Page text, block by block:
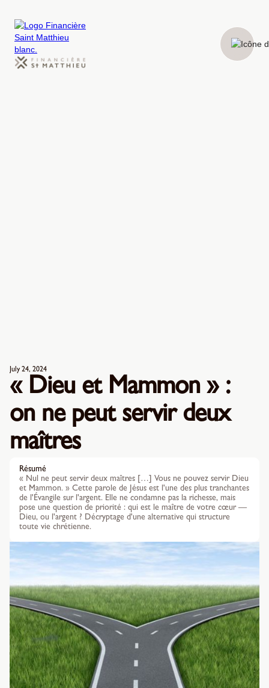
July 24, 2024
« Dieu et Mammon » :
on ne peut servir deux
maîtres
Résumé
« Nul ne peut servir deux maîtres […] Vous ne pouvez servir Dieu
et Mammon. » Cette parole de Jésus est l'une des plus tranchantes
de l'Évangile sur l'argent. Elle ne condamne pas la richesse, mais
pose une question de priorité : qui est le maître de votre cœur —
Dieu, ou l'argent ? Décryptage d'une alternative qui structure
toute vie chrétienne.